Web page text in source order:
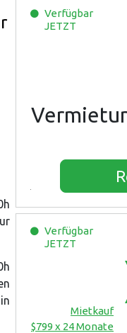
Verfügbar
JETZT
Verfügbar
JETZT
Mietkauf
$799 x 24 Monate